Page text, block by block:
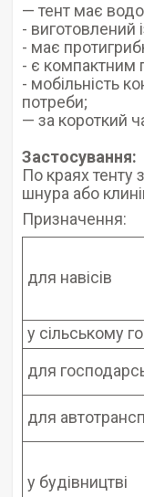
— тент має
- виготовлений
- має
- є компактним
- мобільність
потреби;
— за короткий
Застосування:
По краях тенту
шнура або
Призначення:
для навісів
у сільському
для
для
у будівництві